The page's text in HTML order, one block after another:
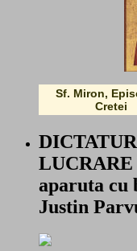
Sf. Miron,
Cretei
LUCRARE
aparuta cu
Justin